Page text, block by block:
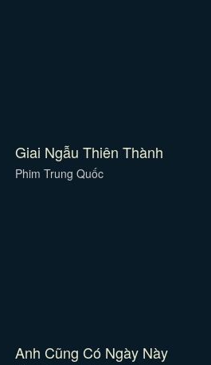
Giai Ngẫu Thiên Thành
Phim Trung Quốc
Anh Cũng Có Ngày Này